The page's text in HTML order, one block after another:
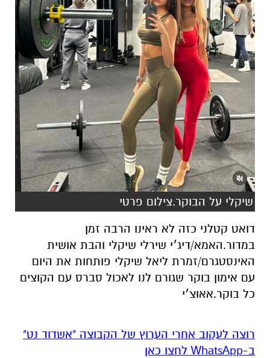
שיקלי על הבוקר.צילום פרטי
דואט קטלני כזה לא ראינו הרבה זמן
במדור.האמא/דיג׳י שירלי שיקלי והבת אושית
האינסטגרם/זמרת ליאל שיקלי פותחות את היום
עם אימון בוקר שגורם לנו לאכול סברס עם הקוצים
כל בוקר.אאוצ׳י
רוצה לעקוב אחרי הערוץ של הקבוצה "אשדוד נט"
ב-WhatsApp לחצו כאן